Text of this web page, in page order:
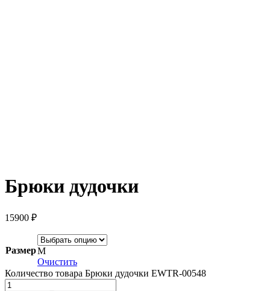
Брюки дудочки
15900 ₽
РазмерM
Очистить
Количество товара Брюки дудочки EWTR-00548